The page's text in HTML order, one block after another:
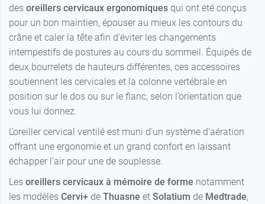
des oreillers cervicaux ergonomiques qui ont été conçus
pour un bon maintien, épouser au mieux les contours du
crâne et caler la tête afin d’éviter les changements
intempestifs de postures au cours du sommeil. Équipés de
deux bourrelets de hauteurs différentes, ces accessoires
soutiennent les cervicales et la colonne vertébrale en
position sur le dos ou sur le flanc, selon l’orientation que
vous lui donnez.
L’oreiller cervical ventilé est muni d'un système d'aération
offrant une ergonomie et un grand confort en laissant
échapper l'air pour une de souplesse.
Les oreillers cervicaux à mémoire de forme notamment
les modèles Cervi+ de Thuasne et Solatium de Medtrade,